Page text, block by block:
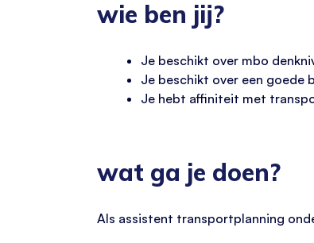
wie ben jij?
Je beschikt over mbo
Je beschikt over een goede
Je hebt affiniteit met
wat ga je doen?
Als assistent transportplanning